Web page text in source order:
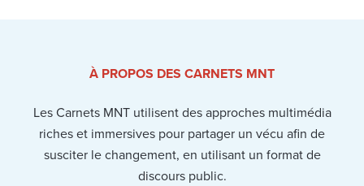
À PROPOS DES CARNETS MNT
Les Carnets MNT utilisent des approches multimédia
riches et immersives pour partager un vécu afin de
susciter le changement, en utilisant un format de
discours public.